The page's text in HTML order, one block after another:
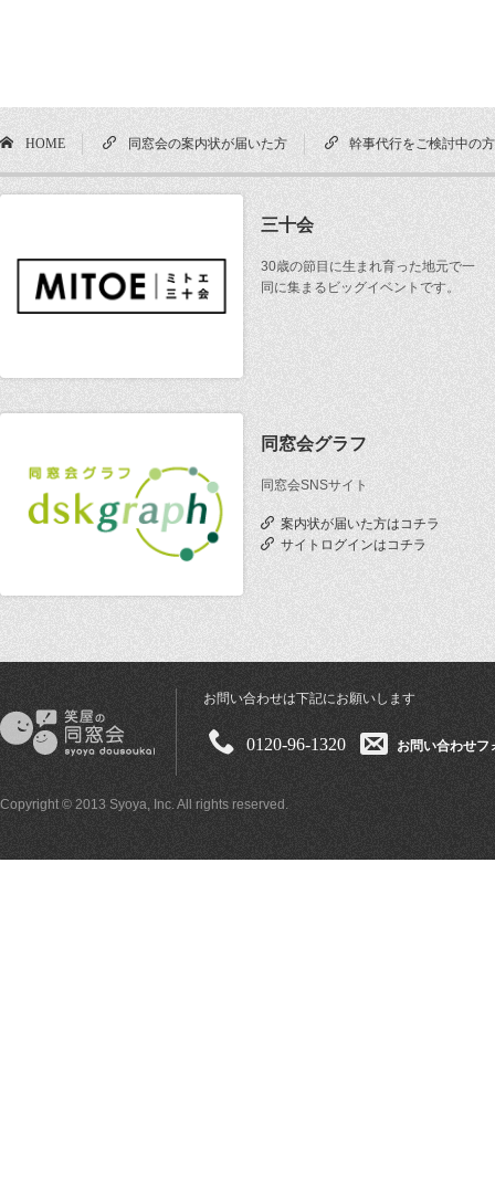
HOME 同窓会の案内状が届いた方 幹事代行をご検討中の方
三十会
30歳の節目に生まれ育った地元で一
同に集まるビッグイベントです。
同窓会グラフ
同窓会SNSサイト
案内状が届いた方はコチラ
サイトログインはコチラ
お問い合わせは下記にお願いします
0120-96-1320 お問い合わせフ
Copyright © 2013 Syoya, Inc. All rights reserved.